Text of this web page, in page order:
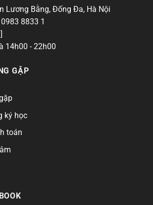
Lương Bằng, Đống Đa, Hà Nội
8833 1
14h00 - 22h00
GẶP
ký học
toán